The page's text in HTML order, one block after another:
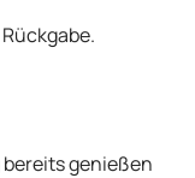
genießen